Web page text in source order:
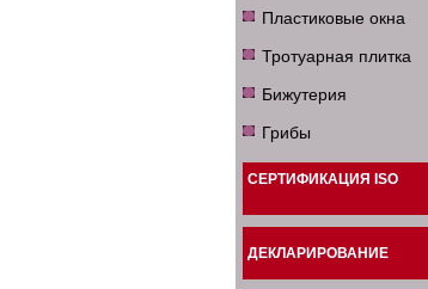
Пластиковые окна
Тротуарная плитка
Бижутерия
Грибы
СЕРТИФИКАЦИЯ ISO
ДЕКЛАРИРОВАНИЕ